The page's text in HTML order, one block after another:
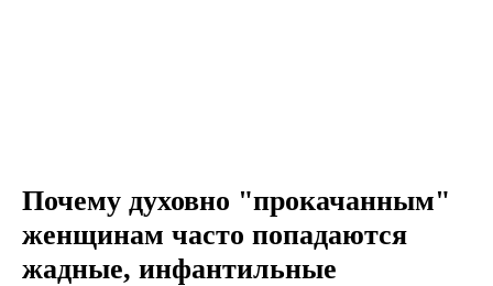
Почему духовно "прокачанным"
женщинам часто попадаются
жадные, инфантильные